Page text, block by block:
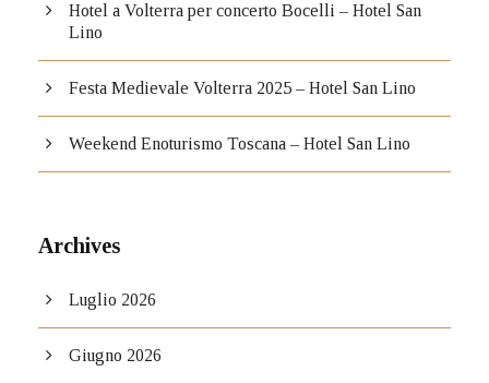
Hotel a Volterra per concerto Bocelli – Hotel San
Lino
Festa Medievale Volterra 2025 – Hotel San Lino
Weekend Enoturismo Toscana – Hotel San Lino
Archives
Luglio 2026
Giugno 2026